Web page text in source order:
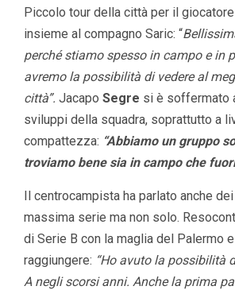
Piccolo tour della città per il
insieme al compagno Saric: “
perché stiamo spesso in campo e in
avremo la possibilità di vedere al
città”. Jacapo Segre si è soffermato
sviluppi della squadra, soprattutto a
compattezza: “Abbiamo un gruppo
troviamo bene sia in campo che fuori
Il centrocampista ha parlato anche
massima serie ma non solo.
di Serie B con la maglia del Palermo
raggiungere: “Ho avuto la possibilità
A negli scorsi anni. Anche la prima